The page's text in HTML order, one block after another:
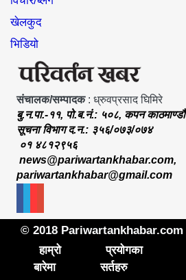
खेलकुद
भिडियो
संचालक/सम्पादक: ध्रुवप्रसाद घिमिरे
बु.न.पा.-११, पो.ब.नं.: ५०८, कपन काठमाण्डौ
सूचना विभाग द.न.: ३५६/०७३/०७४
०१ ४८१२९५६
news@pariwartankhabar.com,
pariwartankhabar@gmail.com
© 2018 Pariwartankhabar.com
हाम्रो
बारेमा
प्रयोगका
सर्तहरु